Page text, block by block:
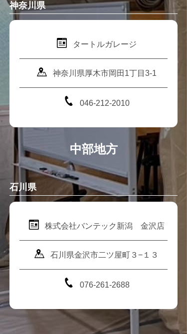
神奈川県
タートルガレージ
神奈川県厚木市岡田1丁目3-1
046-212-2010
中部地方
石川県
株式会社バンテック新潟 金沢店
石川県金沢市二ツ屋町３−１３
076-261-2688